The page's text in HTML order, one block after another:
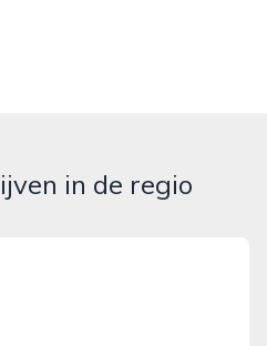
in de regio